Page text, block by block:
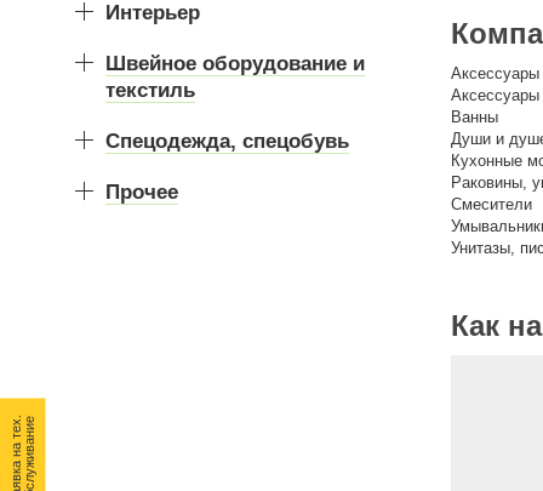
Интерьер
Швейное оборудование и
текстиль
Спецодежда, спецобувь
Прочее
Аксессуары
Ванны
Души и
Кухонные
Раковины,
Смесители
Унитазы,
Как
З
а
я
в
к
а
н
а
т
ех
.
о
б
с
л
у
ж
и
в
а
н
ие